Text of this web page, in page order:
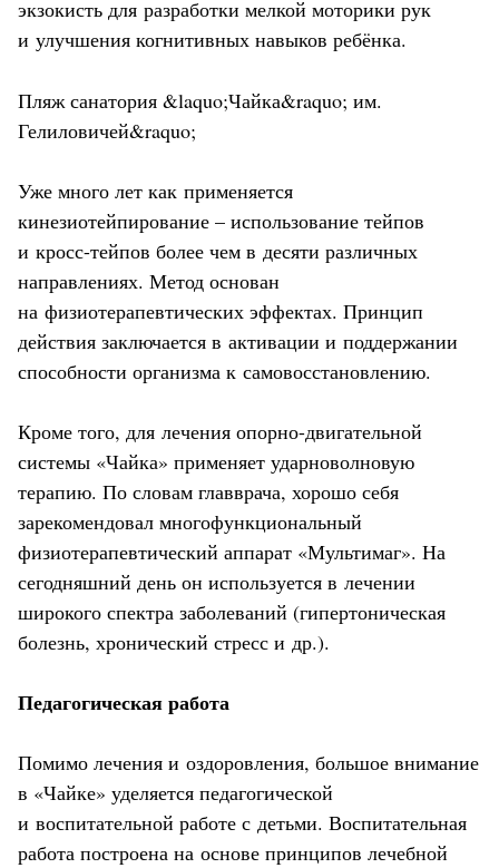
экзокисть для разработки мелкой моторики рук
и улучшения когнитивных навыков ребёнка.
Пляж санатория &laquo;Чайка&raquo; им.
Гелиловичей&raquo;
Уже много лет как применяется
кинезиотейпирование – использование тейпов
и кросс-тейпов более чем в десяти различных
направлениях. Метод основан
на физиотерапевтических эффектах. Принцип
действия заключается в активации и поддержании
способности организма к самовосстановлению.
Кроме того, для лечения опорно-двигательной
системы «Чайка» применяет ударноволновую
терапию. По словам главврача, хорошо себя
зарекомендовал многофункциональный
физиотерапевтический аппарат «Мультимаг». На
сегодняшний день он используется в лечении
широкого спектра заболеваний (гипертоническая
болезнь, хронический стресс и др.).
Педагогическая работа
Помимо лечения и оздоровления, большое внимание
в «Чайке» уделяется педагогической
и воспитательной работе с детьми. Воспитательная
работа построена на основе принципов лечебной